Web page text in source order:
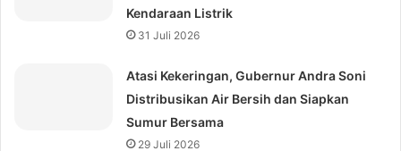
Kendaraan Listrik
31 Juli 2026
Atasi Kekeringan, Gubernur Andra Soni
Distribusikan Air Bersih dan Siapkan
Sumur Bersama
29 Juli 2026